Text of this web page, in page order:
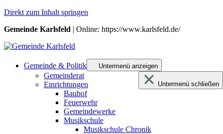
Direkt zum Inhalt springen
Gemeinde Karlsfeld | Online: https://www.karlsfeld.de/
Gemeinde & Politik Untermenü anzeigen
Untermenü schließen
Gemeinderat
Einrichtungen
Bauhof
Feuerwehr
Gemeindewerke
Musikschule
Musikschule Chronik